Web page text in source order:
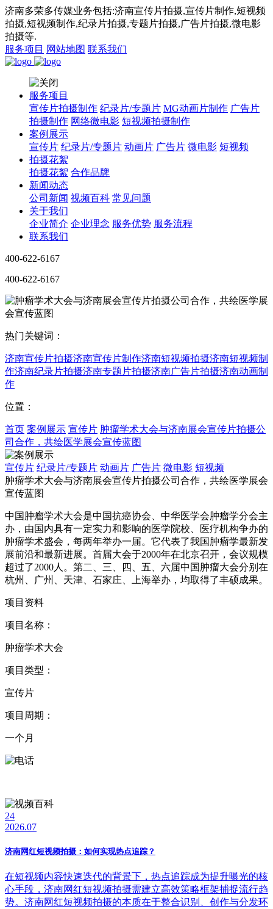
济南多荣多传媒业务包括:济南宣传片拍摄,宣传片制作,短视频
拍摄,短视频制作,纪录片拍摄,专题片拍摄,广告片拍摄,微电影
拍摄等.
服务项目 网站地图 联系我们
服务项目
宣传片拍摄制作 纪录片/专题片 MG动画片制作 广告片
拍摄制作 网络微电影 短视频拍摄制作
案例展示
宣传片 纪录片/专题片 动画片 广告片 微电影 短视频
拍摄花絮
拍摄花絮 合作品牌
新闻动态
公司新闻 视频百科 常见问题
关于我们
企业简介 企业理念 服务优势 服务流程
联系我们
400-622-6167
400-622-6167
热门关键词：
济南宣传片拍摄济南宣传片制作济南短视频拍摄济南短视频制
作济南纪录片拍摄济南专题片拍摄济南广告片拍摄济南动画制
作
位置：
首页 案例展示 宣传片 肿瘤学术大会与济南展会宣传片拍摄公
司合作，共绘医学展会宣传蓝图
宣传片 纪录片/专题片 动画片 广告片 微电影 短视频
肿瘤学术大会与济南展会宣传片拍摄公司合作，共绘医学展会
宣传蓝图
中国肿瘤学术大会是中国抗癌协会、中华医学会肿瘤学分会主
办，由国内具有一定实力和影响的医学院校、医疗机构争办的
肿瘤学术盛会，每两年举办一届。它代表了我国肿瘤学最新发
展前沿和最新进展。首届大会于2000年在北京召开，会议规模
超过了2000人。第二、三、四、五、六届中国肿瘤大会分别在
杭州、广州、天津、石家庄、上海举办，均取得了丰硕成果。
项目资料
项目名称：
肿瘤学术大会
项目类型：
宣传片
项目周期：
一个月
24
2026.07
济南网红短视频拍摄：如何实现热点追踪？
在短视频内容快速迭代的背景下，热点追踪成为提升曝光的核
心手段，济南网红短视频拍摄需建立高效策略框架捕捉流行趋
势。济南网红短视频拍摄的本质在于整合识别、创作与分发环